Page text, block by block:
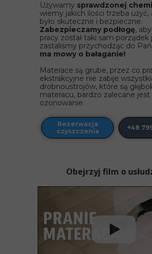
Używamy sprawdzonej
wiemy jakich ilości trzeba użyć,
było skuteczne i bezpieczne.
Zabezpieczamy podłogę,
pracy został taki sam porządek
zastaliśmy przychodząc do
ma mowy o bałaganie!
Materace są grube, przez co
ekstrakcyjne nie zabije
drobnoustrojów, które są
materacu, bardzo zalecane jest
ozonowanie.
+48
Rezerwacja
czyszczenia
Obejrzyj film o